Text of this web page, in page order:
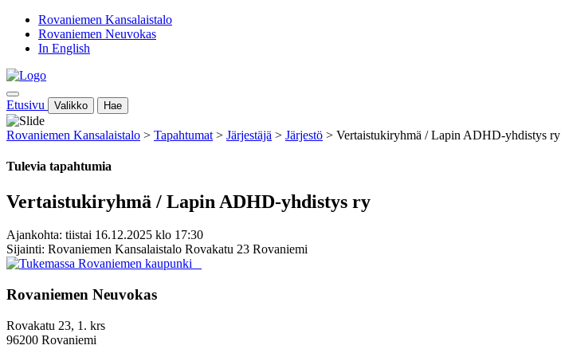
Rovaniemen Kansalaistalo
Rovaniemen Neuvokas
In English
Etusivu Valikko Hae
Rovaniemen Kansalaistalo > Tapahtumat > Järjestäjä > Järjestö > Vertaistukiryhmä / Lapin ADHD-yhdistys ry
Tulevia tapahtumia
Vertaistukiryhmä / Lapin ADHD-yhdistys ry
Ajankohta: tiistai 16.12.2025 klo 17:30
Sijainti: Rovaniemen Kansalaistalo Rovakatu 23 Rovaniemi
Rovaniemen Neuvokas
Rovakatu 23, 1. krs
96200 Rovaniemi